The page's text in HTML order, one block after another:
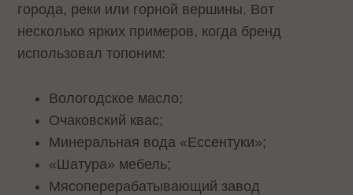
города, реки или горной вершины. Вот
несколько ярких примеров, когда бренд
использовал топоним:
Вологодское масло;
Очаковский квас;
Минеральная вода «Ессентуки»;
«Шатура» мебель;
Мясоперерабатывающий завод